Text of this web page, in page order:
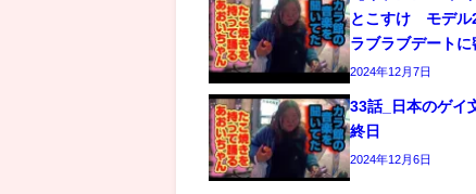
とこすけ モデル
ラブラブデートに
2024年12月7日
33話_日本のゲイ
終日
2024年12月6日